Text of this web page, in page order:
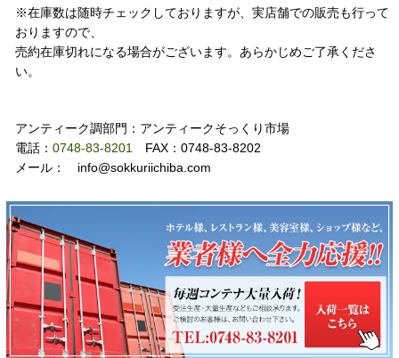
※在庫数は随時チェックしておりますが、実店舗での販売も行って
おりますので、
売約在庫切れになる場合がございます。あらかじめご了承くださ
い。
アンティーク調部門：アンティークそっくり市場
電話： 0748-83-8201
FAX：0748-83-8202
メール： info@sokkuriichiba.com